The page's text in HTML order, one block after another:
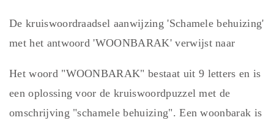
De kruiswoordraadsel aanwijzing 'Schamele behuizing'
met het antwoord 'WOONBARAK' verwijst naar
Het woord "WOONBARAK" bestaat uit 9 letters en is
een oplossing voor de kruiswoordpuzzel met de
omschrijving "schamele behuizing". Een woonbarak is